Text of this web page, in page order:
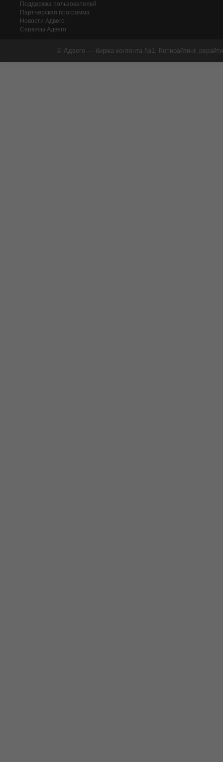
Поддержка пользователей
Партнерская программа
Новости Адвего
Сервисы Адвего
© Адвего — биржа контента №1. Копирайтинг,